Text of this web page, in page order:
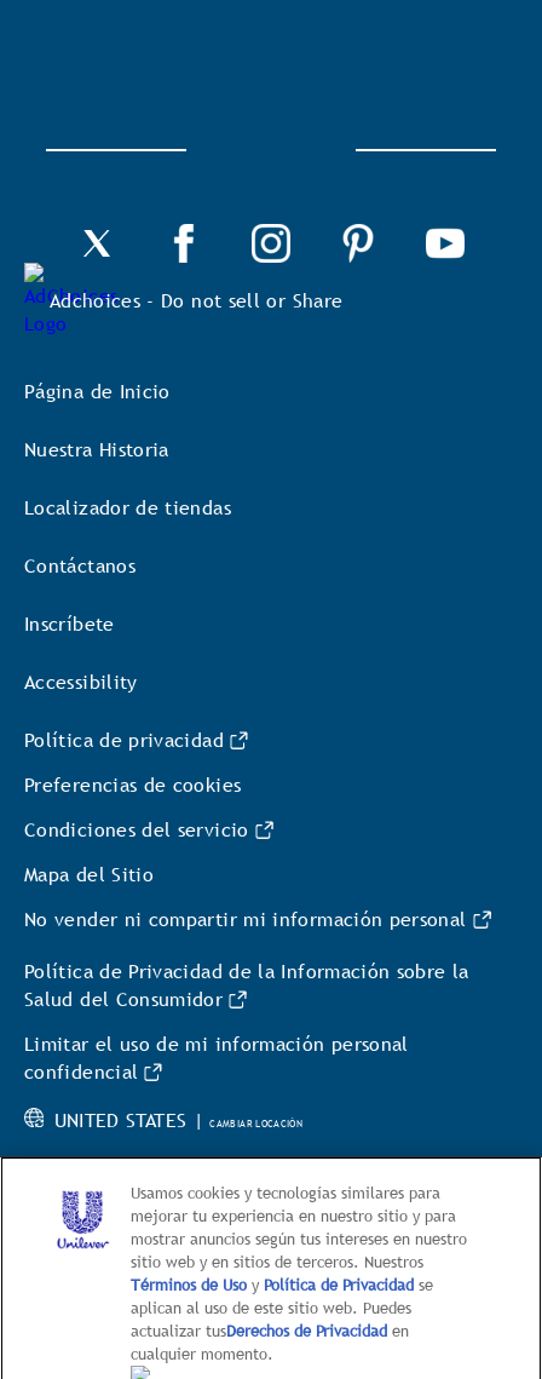
Adchoices - Do not sell or Share
Página de Inicio
Nuestra Historia
Localizador de tiendas
Contáctanos
Inscríbete
Accessibility
Política de privacidad
Preferencias de cookies
Condiciones del servicio
Mapa del Sitio
No vender ni compartir mi información personal
Política de Privacidad de la Información sobre la
Salud del Consumidor
Limitar el uso de mi información personal
confidencial
UNITED STATES |CAMBIAR LOCACIÓN
© 2026 Hellmann’s
This web site is directed only to U.S. consumers for
products and services of Unilever United States.
Usamos cookies y tecnologías similares para
mejorar tu experiencia en nuestro sitio y para
mostrar anuncios según tus intereses en nuestro
sitio web y en sitios de terceros. Nuestros
Términos de Uso y Política de Privacidadse
aplican al uso de este sitio web. Puedes
actualizar tusDerechos de Privacidad en
cualquier momento.